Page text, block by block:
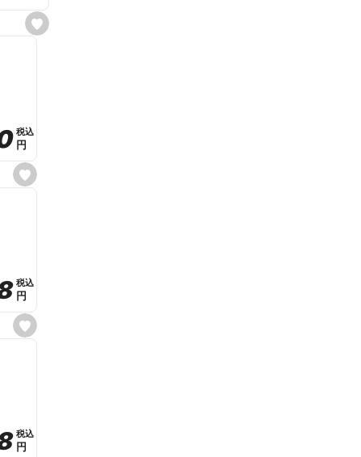
s
e
s
e
e
税込
税込
円
円
s
e
e
税込
税込
円
円
税込
税込
円
円